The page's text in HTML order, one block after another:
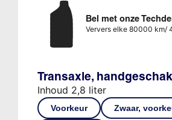
Bel met onze
Ververs elke 80000 km/
Transaxle,
Inhoud 2,8 liter
Voorkeur Zwaar,